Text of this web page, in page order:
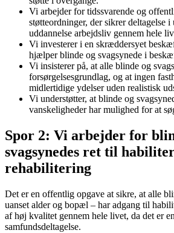
Vi arbejder for tidssvarende og
støtteordninger, der sikrer deltagelse i
uddannelse arbejdsliv gennem hele
Vi investerer i en skræddersyet
hjælper blinde og svagsynede i
Vi insisterer på, at alle blinde og
forsørgelsesgrundlag, og at ingen
midlertidige ydelser uden realistisk
Vi understøtter, at blinde og
vanskeligheder har mulighed for at
Spor 2: Vi arbejder for
svagsynedes ret til
rehabilitering
Det er en offentlig opgave at sikre, at alle
uanset alder og bopæl – har adgang til
af høj kvalitet gennem hele livet, da det er
samfundsdeltagelse.